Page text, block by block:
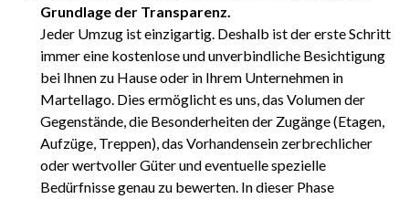
Grundlage der Transparenz.
Jeder Umzug ist einzigartig. Deshalb ist der erste Schritt
immer eine kostenlose und unverbindliche Besichtigung
bei Ihnen zu Hause oder in Ihrem Unternehmen in
Martellago. Dies ermöglicht es uns, das Volumen der
Gegenstände, die Besonderheiten der Zugänge (Etagen,
Aufzüge, Treppen), das Vorhandensein zerbrechlicher
oder wertvoller Güter und eventuelle spezielle
Bedürfnisse genau zu bewerten. In dieser Phase